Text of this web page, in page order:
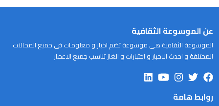
عن الموسوعة الثقافية
الموسوعة الثقافية هى موسوعة تضم اخبار و معلومات فى جميع المجالات
المختلفة و احدث الاخبار و اختبارات و الغاز تناسب جميع الاعمار
روابط هامة